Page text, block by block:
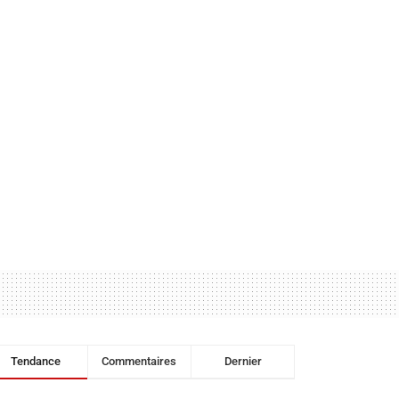
Tendance Commentaires Dernier